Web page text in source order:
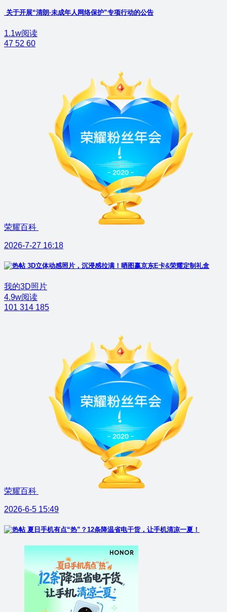
关于开展“清朗·未成年人网络保护”专项行动的公告
1.1w阅读
47 52 60
荣耀百科
2026-7-27 16:18
3D立体动感照片，沉浸感拉满！晒图赢京东E卡&荣耀定制礼盒
我的3D照片
4.9w阅读
101 314 185
荣耀百科
2026-6-5 15:49
夏日手机有点“热”？12条降温省电干货，让手机清凉一夏！